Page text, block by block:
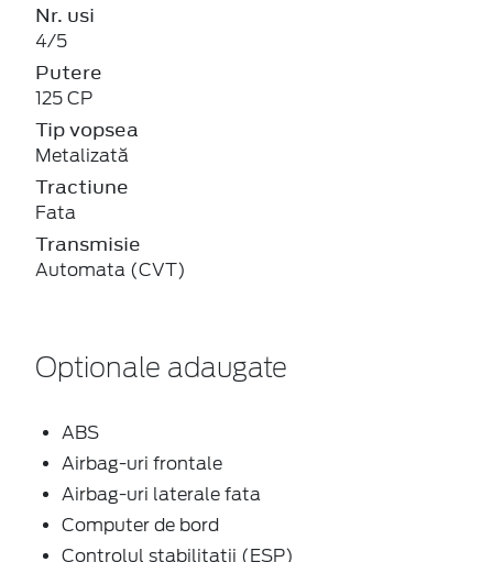
Nr. usi
4/5
Putere
125 CP
Tip vopsea
Metalizată
Tractiune
Fata
Transmisie
Automata (CVT)
Optionale adaugate
ABS
Airbag-uri frontale
Airbag-uri laterale fata
Computer de bord
Controlul stabilitatii (ESP)